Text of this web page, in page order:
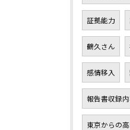
証拠能力
鶴久さん
感情移入
報告書収録
東京からの